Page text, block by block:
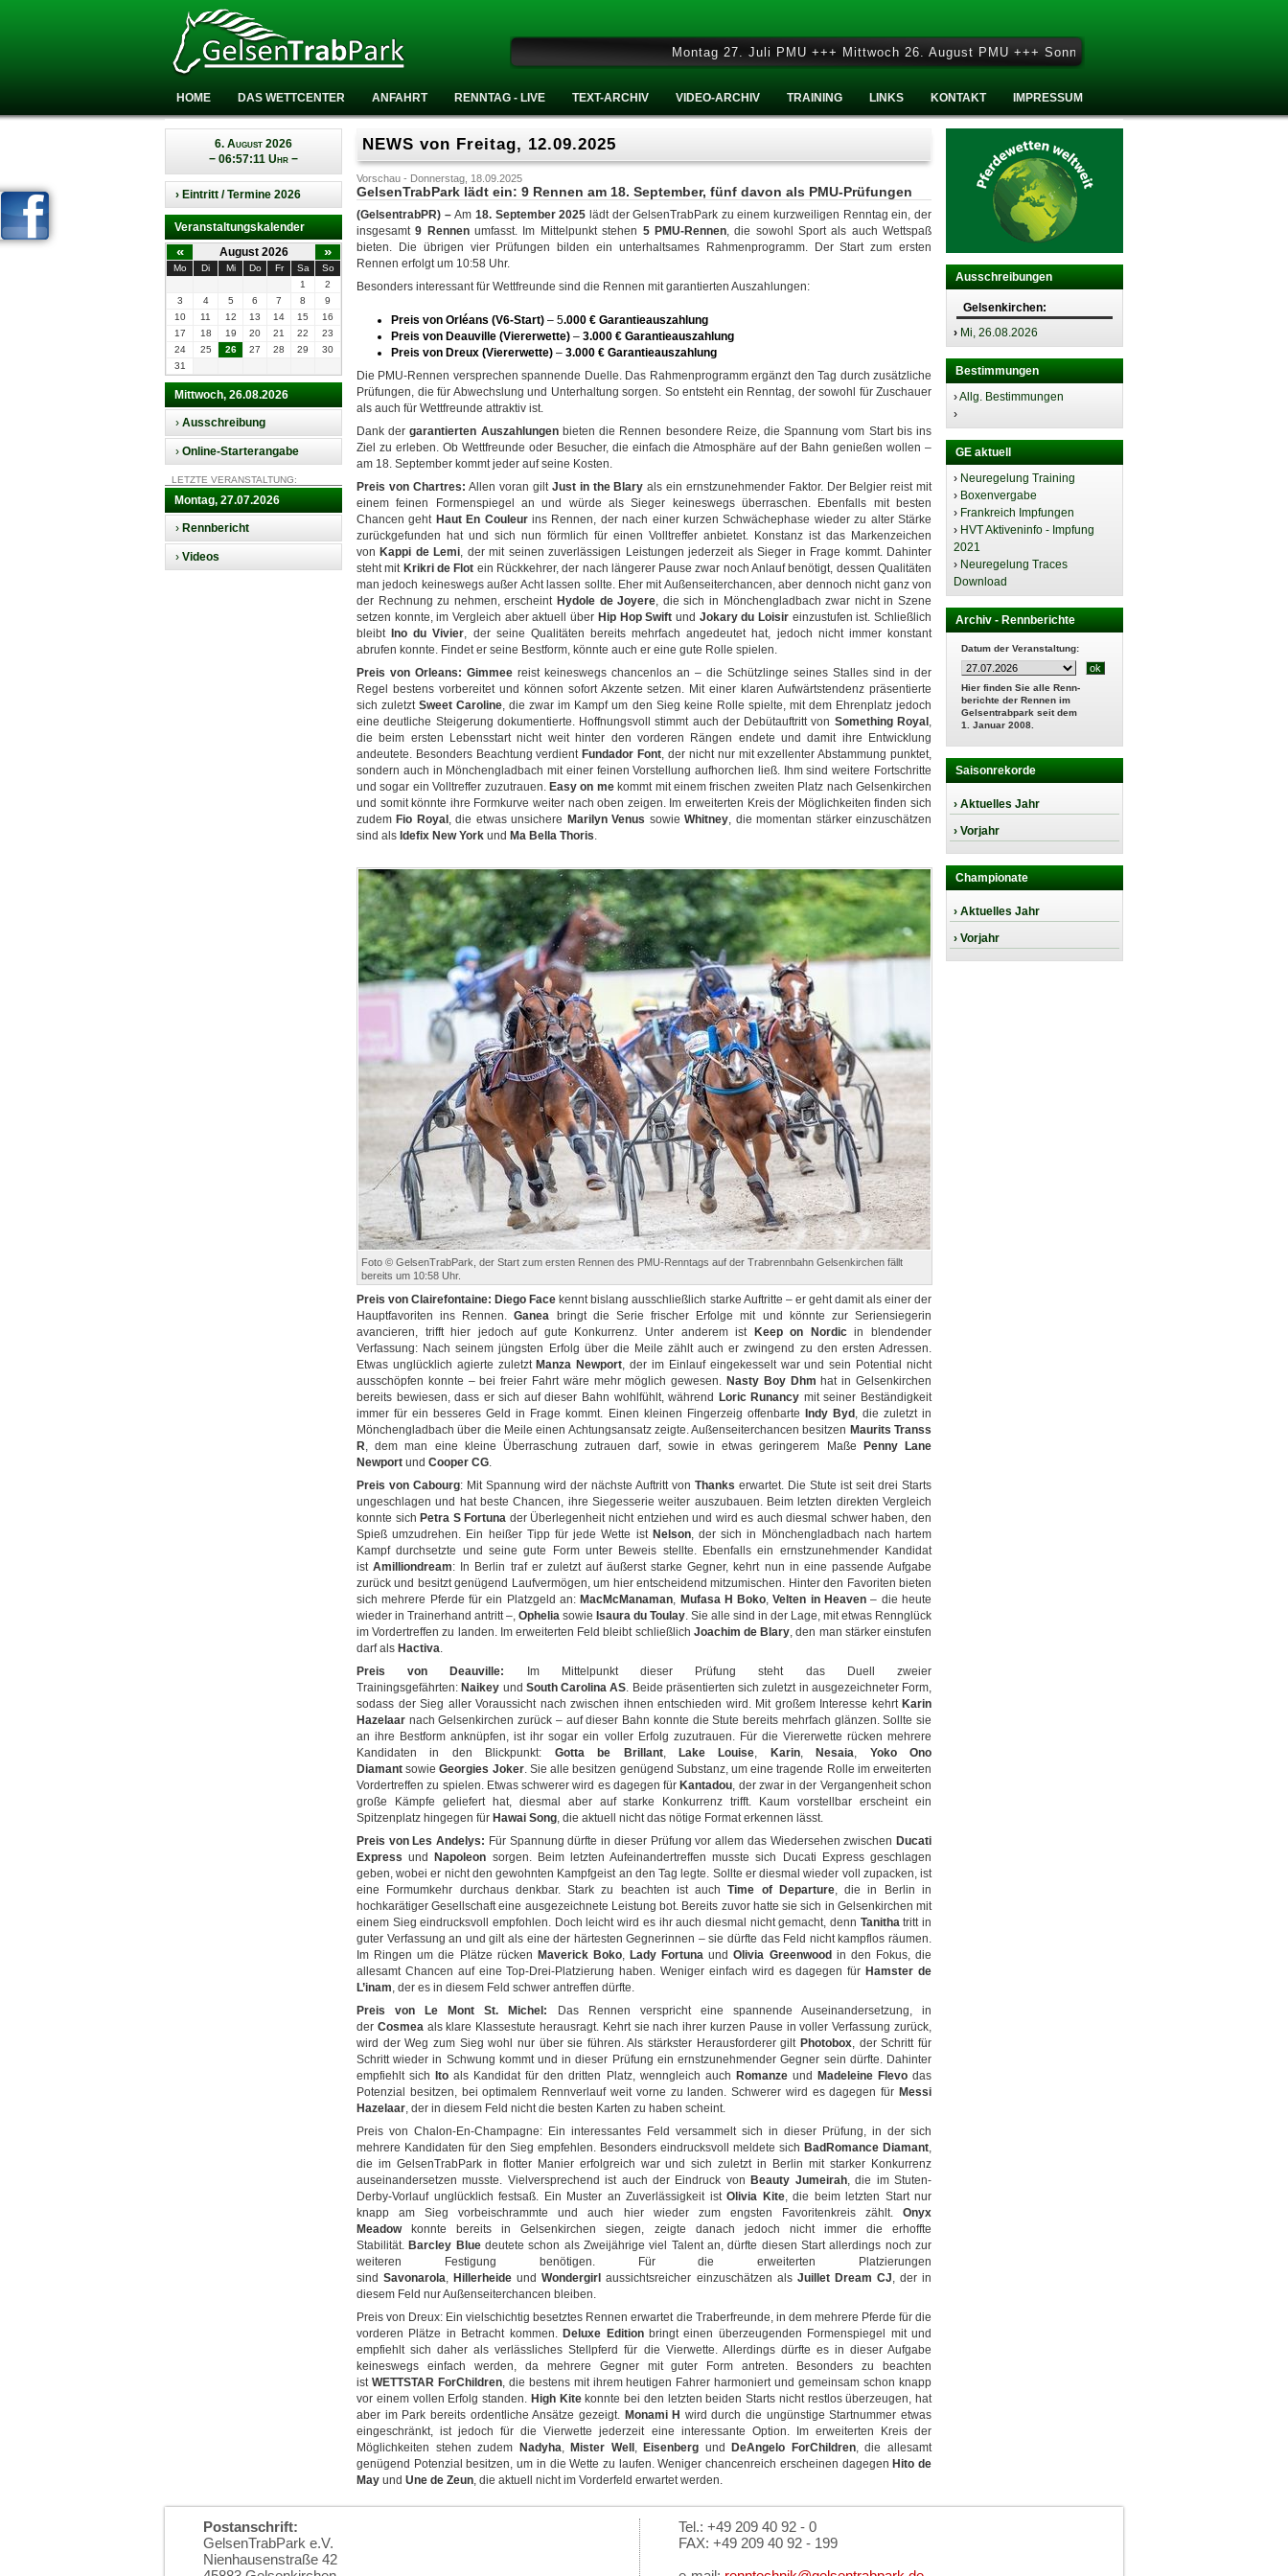
Montag 27. Juli PMU +++ Mittwoch 26. August PMU +++ Sonntag 27. September - Sonntag Renntag
HOME DAS WETTCENTER ANFAHRT RENNTAG - LIVE TEXT-ARCHIV VIDEO-ARCHIV TRAINING LINKS KONTAKT IMPRESSUM
6. August 2026
− 06:57:12 Uhr −
› Eintritt / Termine 2026
Veranstaltungskalender
« August 2026 »
Mo Di Mi Do Fr Sa
So
1
2
3
4 5 6 7 8
9
10
11 12 13 14 15
16
17
18 19 20 21 22
23
24
25 26 27 28 29
30
31
Mittwoch, 26.08.2026
› Ausschreibung
› Online-Starterangabe
LETZTE VERANSTALTUNG:
Montag, 27.07.2026
› Rennbericht
› Videos
NEWS von Freitag, 12.09.2025
Vorschau - Donnerstag, 18.09.2025
GelsenTrabPark lädt ein: 9 Rennen am 18. September, fünf davon als PMU-Prüfungen
(GelsentrabPR) –Am 18. September 2025 lädt der GelsenTrabPark zu einem kurzweiligen Renntag ein, der
insgesamt9 Rennenumfasst. Im Mittelpunkt stehen 5 PMU-Rennen, die sowohl Sport als auch Wettspaß
bieten. Die übrigen vier Prüfungen bilden ein unterhaltsames Rahmenprogramm. Der Start zum ersten
Rennen erfolgt um 10:58 Uhr.
Besonders interessant für Wettfreunde sind die Rennen mit garantierten Auszahlungen:
Preis von Orléans (V6-Start) – 5.000 € Garantieauszahlung
Preis von Deauville (Viererwette) – 3.000 € Garantieauszahlung
Preis von Dreux (Viererwette) – 3.000 € Garantieauszahlung
Die PMU-Rennen versprechen spannende Duelle. Das Rahmenprogramm ergänzt den Tag durch zusätzliche
Prüfungen, die für Abwechslung und Unterhaltung sorgen. So entsteht ein Renntag, der sowohl für Zuschauer
als auch für Wettfreunde attraktiv ist.
Dank dergarantierten Auszahlungenbieten die Rennen besondere Reize, die Spannung vom Start bis ins
Ziel zu erleben. Ob Wettfreunde oder Besucher, die einfach die Atmosphäre auf der Bahn genießen wollen –
am 18. September kommt jeder auf seine Kosten.
Preis von Chartres:Allen voran gilt Just in the Blary als ein ernstzunehmender Faktor. Der Belgier reist mit
einem feinen Formenspiegel an und würde als Sieger keineswegs überraschen. Ebenfalls mit besten
Chancen geht Haut En Couleurins Rennen, der nach einer kurzen Schwächephase wieder zu alter Stärke
zurückgefunden hat und sich nun förmlich für einen Volltreffer anbietet. Konstanz ist das Markenzeichen
von Kappi de Lemi, der mit seinen zuverlässigen Leistungen jederzeit als Sieger in Frage kommt. Dahinter
steht mit Krikri de Flot ein Rückkehrer, der nach längerer Pause zwar noch Anlauf benötigt, dessen Qualitäten
man jedoch keineswegs außer Acht lassen sollte. Eher mit Außenseiterchancen, aber dennoch nicht ganz von
der Rechnung zu nehmen, erscheint Hydole de Joyere, die sich in Mönchengladbach zwar nicht in Szene
setzen konnte, im Vergleich aber aktuell über Hip Hop Swift und Jokary du Loisireinzustufen ist. Schließlich
bleibt Ino du Vivier, der seine Qualitäten bereits mehrfach angedeutet hat, jedoch nicht immer konstant
abrufen konnte. Findet er seine Bestform, könnte auch er eine gute Rolle spielen.
Preis von Orleans: Gimmee reist keineswegs chancenlos an – die Schützlinge seines Stalles sind in der
Regel bestens vorbereitet und können sofort Akzente setzen. Mit einer klaren Aufwärtstendenz präsentierte
sich zuletztSweet Caroline, die zwar im Kampf um den Sieg keine Rolle spielte, mit dem Ehrenplatz jedoch
eine deutliche Steigerung dokumentierte. Hoffnungsvoll stimmt auch der Debütauftritt von Something Royal ,
die beim ersten Lebensstart nicht weit hinter den vorderen Rängen endete und damit ihre Entwicklung
andeutete. Besonders Beachtung verdient Fundador Font, der nicht nur mit exzellenter Abstammung punktet,
sondern auch in Mönchengladbach mit einer feinen Vorstellung aufhorchen ließ. Ihm sind weitere Fortschritte
und sogar ein Volltreffer zuzutrauen. Easy on mekommt mit einem frischen zweiten Platz nach Gelsenkirchen
und somit könnte ihre Formkurve weiter nach oben zeigen. Im erweiterten Kreis der Möglichkeiten finden sich
zudem Fio Royal , die etwas unsichere Marilyn Venus sowieWhitney, die momentan stärker einzuschätzen
sind als Idefix New York und Ma Bella Thoris.
Foto © GelsenTrabPark, der Start zum ersten Rennen des PMU-Renntags auf der Trabrennbahn Gelsenkirchen fällt
bereits um 10:58 Uhr.
Preis von Clairefontaine: Diego Face kennt bislang ausschließlich starke Auftritte – er geht damit als einer der
Hauptfavoriten ins Rennen.Ganea bringt die Serie frischer Erfolge mit und könnte zur Seriensiegerin
avancieren, trifft hier jedoch auf gute Konkurrenz. Unter anderem ist
Keep on Nordicin blendender
Verfassung: Nach seinem jüngsten Erfolg über die Meile zählt auch er zwingend zu den ersten Adressen.
Etwas unglücklich agierte zuletzt Manza Newport, der im Einlauf eingekesselt war und sein Potential nicht
ausschöpfen konnte – bei freier Fahrt wäre mehr möglich gewesen. Nasty Boy Dhm hat in Gelsenkirchen
bereits bewiesen, dass er sich auf dieser Bahn wohlfühlt, während
Loric Runancy mit seiner Beständigkeit
immer für ein besseres Geld in Frage kommt. Einen kleinen Fingerzeig offenbarte
Indy Byd , die zuletzt in
Mönchengladbach über die Meile einen Achtungsansatz zeigte. Außenseiterchancen besitzen Maurits Transs
R, dem man eine kleine Überraschung zutrauen darf, sowie in etwas geringerem Maße
Penny Lane
Newport und Cooper CG.
Preis von Cabourg: Mit Spannung wird der nächste Auftritt von Thanks erwartet. Die Stute ist seit drei Starts
ungeschlagen und hat beste Chancen, ihre Siegesserie weiter auszubauen. Beim letzten direkten Vergleich
konnte sich Petra S Fortuna der Überlegenheit nicht entziehen und wird es auch diesmal schwer haben, den
Spieß umzudrehen. Ein heißer Tipp für jede Wette ist Nelson, der sich in Mönchengladbach nach hartem
Kampf durchsetzte und seine gute Form unter Beweis stellte. Ebenfalls ein ernstzunehmender Kandidat
istAmilliondream: In Berlin traf er zuletzt auf äußerst starke Gegner, kehrt nun in eine passende Aufgabe
zurück und besitzt genügend Laufvermögen, um hier entscheidend mitzumischen. Hinter den Favoriten bieten
sich mehrere Pferde für ein Platzgeld an: MacMcManaman, Mufasa H Boko,Velten in Heaven – die heute
wieder in Trainerhand antritt –, Ophelia sowie Isaura du Toulay. Sie alle sind in der Lage, mit etwas Rennglück
im Vordertreffen zu landen. Im erweiterten Feld bleibt schließlich Joachim de Blary, den man stärker einstufen
darf als Hactiva.
Preis von Deauville:
Im Mittelpunkt dieser Prüfung steht das Duell zweier
Trainingsgefährten: Naikey und South Carolina AS. Beide präsentierten sich zuletzt in ausgezeichneter Form,
sodass der Sieg aller Voraussicht nach zwischen ihnen entschieden wird. Mit großem Interesse kehrt Karin
Hazelaar nach Gelsenkirchen zurück – auf dieser Bahn konnte die Stute bereits mehrfach glänzen. Sollte sie
an ihre Bestform anknüpfen, ist ihr sogar ein voller Erfolg zuzutrauen. Für die Viererwette rücken mehrere
Kandidaten in den Blickpunkt: Gotta be Brillant, Lake Louise, Karin, Nesaia, Yoko Ono
Diamant sowieGeorgies Joker. Sie alle besitzen genügend Substanz, um eine tragende Rolle im erweiterten
Vordertreffen zu spielen. Etwas schwerer wird es dagegen für Kantadou, der zwar in der Vergangenheit schon
große Kämpfe geliefert hat, diesmal aber auf starke Konkurrenz trifft. Kaum vorstellbar erscheint ein
Spitzenplatz hingegen für Hawai Song, die aktuell nicht das nötige Format erkennen lässt.
Preis von Les Andelys: Für Spannung dürfte in dieser Prüfung vor allem das Wiedersehen zwischen Ducati
Express und Napoleon sorgen. Beim letzten Aufeinandertreffen musste sich Ducati Express geschlagen
geben, wobei er nicht den gewohnten Kampfgeist an den Tag legte. Sollte er diesmal wieder voll zupacken, ist
eine Formumkehr durchaus denkbar. Stark zu beachten ist auchTime of Departure, die in Berlin in
hochkarätiger Gesellschaft eine ausgezeichnete Leistung bot. Bereits zuvor hatte sie sich in Gelsenkirchen mit
einem Sieg eindrucksvoll empfohlen. Doch leicht wird es ihr auch diesmal nicht gemacht, denn Tanithatritt in
guter Verfassung an und gilt als eine der härtesten Gegnerinnen – sie dürfte das Feld nicht kampflos räumen.
Im Ringen um die Plätze rücken Maverick Boko, Lady Fortuna undOlivia Greenwood in den Fokus, die
allesamt Chancen auf eine Top-Drei-Platzierung haben. Weniger einfach wird es dagegen für Hamster de
L’inam, der es in diesem Feld schwer antreffen dürfte.
Preis von Le Mont St. Michel:
Das Rennen verspricht eine spannende Auseinandersetzung, in
der Cosmeaals klare Klassestute herausragt. Kehrt sie nach ihrer kurzen Pause in voller Verfassung zurück,
wird der Weg zum Sieg wohl nur über sie führen. Als stärkster Herausforderer gilt Photobox, der Schritt für
Schritt wieder in Schwung kommt und in dieser Prüfung ein ernstzunehmender Gegner sein dürfte. Dahinter
empfiehlt sich
Ito als Kandidat für den dritten Platz, wenngleich auch Romanzeund Madeleine Flevodas
Potenzial besitzen, bei optimalem Rennverlauf weit vorne zu landen. Schwerer wird es dagegen für Messi
Hazelaar, der in diesem Feld nicht die besten Karten zu haben scheint.
Preis von Chalon-En-Champagne: Ein interessantes Feld versammelt sich in dieser Prüfung, in der sich
mehrere Kandidaten für den Sieg empfehlen. Besonders eindrucksvoll meldete sich BadRomance Diamant,
die im GelsenTrabPark in flotter Manier erfolgreich war und sich zuletzt in Berlin mit starker Konkurrenz
auseinandersetzen musste. Vielversprechend ist auch der Eindruck von Beauty Jumeirah, die im Stuten-
Derby-Vorlauf unglücklich festsaß. Ein Muster an Zuverlässigkeit ist Olivia Kite, die beim letzten Start nur
knapp am Sieg vorbeischrammte und auch hier wieder zum engsten Favoritenkreis zählt. Onyx
Meadowkonnte bereits in Gelsenkirchen siegen, zeigte danach jedoch nicht immer die erhoffte
Stabilität. Barcley Bluedeutete schon als Zweijährige viel Talent an, dürfte diesen Start allerdings noch zur
weiteren Festigung benötigen. Für die erweiterten Platzierungen
sindSavonarola, Hillerheide undWondergirl aussichtsreicher einzuschätzen als Juillet Dream CJ, der in
diesem Feld nur Außenseiterchancen bleiben.
Preis von Dreux: Ein vielschichtig besetztes Rennen erwartet die Traberfreunde, in dem mehrere Pferde für die
vorderen Plätze in Betracht kommen. Deluxe Editionbringt einen überzeugenden Formenspiegel mit und
empfiehlt sich daher als verlässliches Stellpferd für die Vierwette. Allerdings dürfte es in dieser Aufgabe
keineswegs einfach werden, da mehrere Gegner mit guter Form antreten. Besonders zu beachten
ist WETTSTAR ForChildren, die bestens mit ihrem heutigen Fahrer harmoniert und gemeinsam schon knapp
vor einem vollen Erfolg standen. High Kitekonnte bei den letzten beiden Starts nicht restlos überzeugen, hat
aber im Park bereits ordentliche Ansätze gezeigt. Monami H wird durch die ungünstige Startnummer etwas
eingeschränkt, ist jedoch für die Vierwette jederzeit eine interessante Option. Im erweiterten Kreis der
Möglichkeiten stehen zudem
Nadyha, Mister Well , Eisenberg und DeAngelo ForChildren, die allesamt
genügend Potenzial besitzen, um in die Wette zu laufen. Weniger chancenreich erscheinen dagegen Hito de
May und Une de Zeun, die aktuell nicht im Vorderfeld erwartet werden.
Ausschreibungen
Gelsenkirchen:
› Mi, 26.08.2026
Bestimmungen
›Allg. Bestimmungen
›
GE aktuell
› Neuregelung Training
› Boxenvergabe
› Frankreich Impfungen
› HVT Aktiveninfo - Impfung
2021
› Neuregelung Traces
Download
Archiv - Rennberichte
Datum der Veranstaltung:
Hier finden Sie alle Renn-
berichte der Rennen im
Gelsentrabpark seit dem
1. Januar 2008.
Saisonrekorde
› Aktuelles Jahr
› Vorjahr
Championate
› Aktuelles Jahr
› Vorjahr
Postanschrift:
GelsenTrabPark e.V.
Nienhausenstraße 42
Tel.: +49 209 40 92 - 0
FAX: +49 209 40 92 - 199